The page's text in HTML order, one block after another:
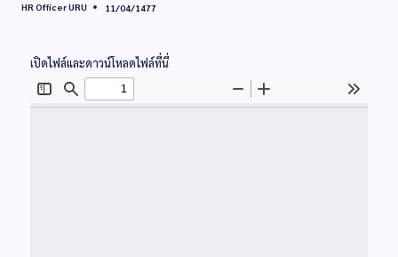
HR Officer URU 11/04/1477
เปิดไฟล์และดาวน์โหลดไฟล์ที่นี่